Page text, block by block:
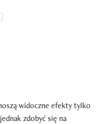
widoczne efekty tylko
zdobyć się na